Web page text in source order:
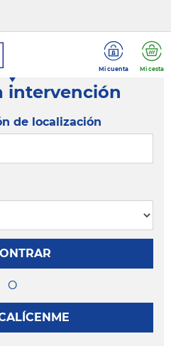
Mi cuenta Mi cesta
intervención
de localización
O